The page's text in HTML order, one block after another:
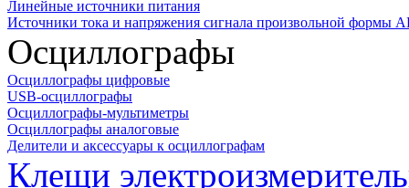
Линейные источники питания
Источники тока и напряжения сигнала произвольной формы
Осциллографы
Осциллографы цифровые
USB-осциллографы
Осциллографы-мультиметры
Осциллографы аналоговые
Делители и аксессуары к осциллографам
Клещи